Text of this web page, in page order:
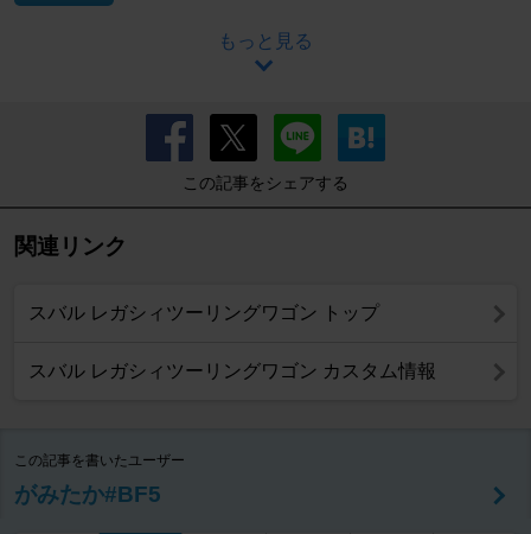
もっと見る
この記事をシェアする
関連リンク
スバル レガシィツーリングワゴン トップ
スバル レガシィツーリングワゴン カスタム情報
この記事を書いたユーザー
がみたか#BF5